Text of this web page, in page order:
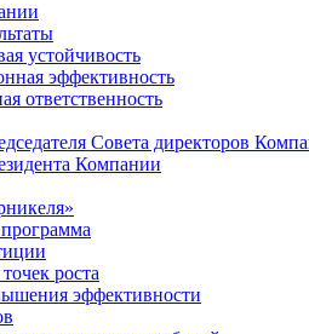
устойчивость
эффективность
ответственность
Совета директоров
Компании
роста
эффективности